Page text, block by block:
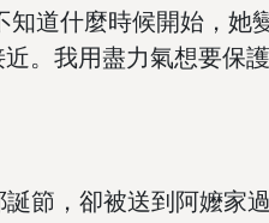
道什麼時候開始，她
。我用盡力氣想要保
節，卻被送到阿嬤家